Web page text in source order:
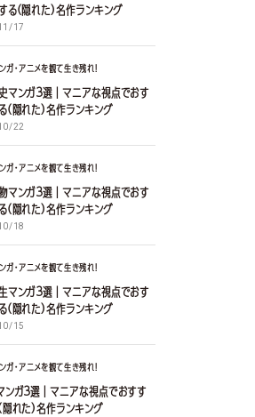
る(隠れた)名作ランキング
17
ガ・アニメを観て生き残れ！
マンガ３選｜マニアな視点でおす
(隠れた)名作ランキング
22
ガ・アニメを観て生き残れ！
マンガ３選｜マニアな視点でおす
(隠れた)名作ランキング
18
ガ・アニメを観て生き残れ！
マンガ３選｜マニアな視点でおす
(隠れた)名作ランキング
15
ガ・アニメを観て生き残れ！
ンガ３選｜マニアな視点でおすす
れた)名作ランキング